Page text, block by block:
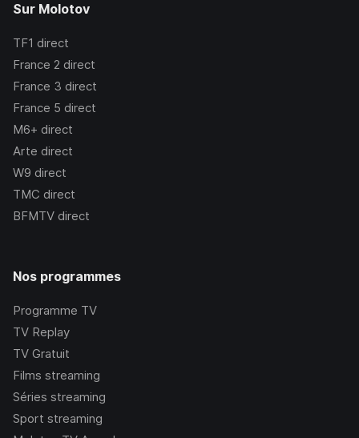
Sur Molotov
TF1 direct
France 2 direct
France 3 direct
France 5 direct
M6+ direct
Arte direct
W9 direct
TMC direct
BFMTV direct
Nos programmes
Programme TV
TV Replay
TV Gratuit
Films streaming
Séries streaming
Sport streaming